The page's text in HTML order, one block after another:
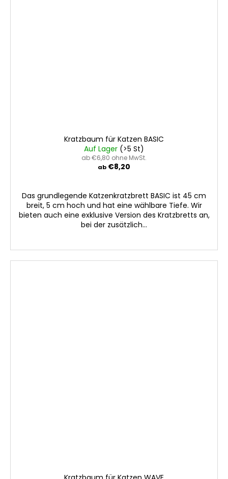
Kratzbaum für Katzen BASIC
Auf Lager (>5 St)
ab €6,80 ohne MwSt.
ab €8,20
Das grundlegende Katzenkratzbrett BASIC ist 45 cm
breit, 5 cm hoch und hat eine wählbare Tiefe. Wir
bieten auch eine exklusive Version des Kratzbretts an,
bei der zusätzlich...